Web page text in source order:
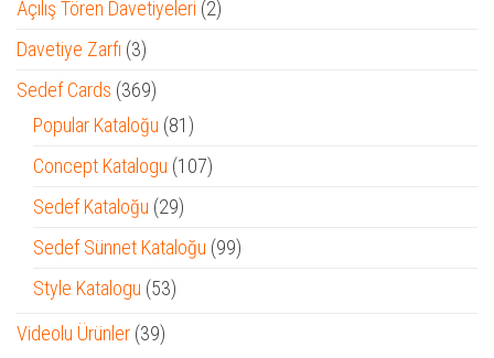
Açılış Tören Davetiyeleri 22
Davetiye Zarfı 33
ürün
Sedef Cards 369369
ürün
Popular Kataloğu 8181
ürün
Concept Katalogu 107107
Sedef Kataloğu 2929
ürün
Sedef Sünnet Kataloğu 9999
Style Katalogu 5353
Videolu Ürünler 3939